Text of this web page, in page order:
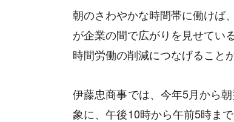
朝のさわやかな時間帯に働けば
が企業の間で広がりを見せてい
時間労働の削減につなげること
伊藤忠商事では、今年5月から
象に、午後10時から午前5時ま